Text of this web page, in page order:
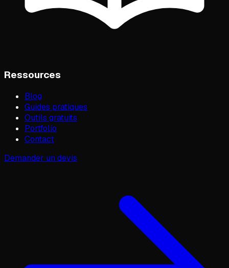
Ressources
Blog
Guides pratiques
Outils gratuits
Portfolio
Contact
Demander un devis